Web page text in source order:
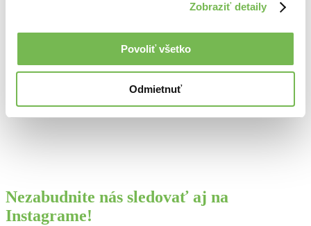
Zobraziť detaily
Povoliť všetko
Odmietnuť
Jednoduchá montáž závesné kovanie
Použitý
ROZMERY Hĺbka rámu 22mm,40mm,55 mm
Zrkadlo je v našej dielni ošetrené
Nezabudnite nás sledovať aj na
Instagrame!